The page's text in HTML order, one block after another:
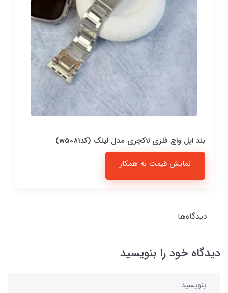
بند اپل واچ فلزی لاکچری مدل لینک (کدw5081)
نمایش قیمت به همکار
دیدگاه‌ها
دیدگاه خود را بنویسید